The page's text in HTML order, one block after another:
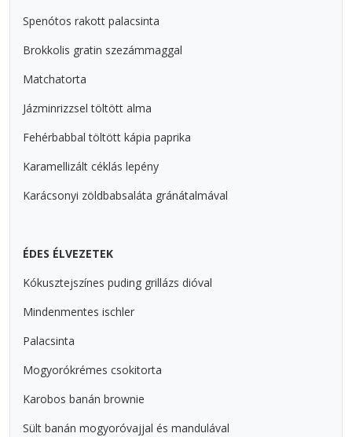
Spenótos rakott palacsinta
Brokkolis gratin szezámmaggal
Matchatorta
Jázminrizzsel töltött alma
Fehérbabbal töltött kápia paprika
Karamellizált céklás lepény
Karácsonyi zöldbabsaláta gránátalmával
ÉDES ÉLVEZETEK
Kókusztejszínes puding grillázs dióval
Mindenmentes ischler
Palacsinta
Mogyorókrémes csokitorta
Karobos banán brownie
Sült banán mogyoróvajjal és mandulával